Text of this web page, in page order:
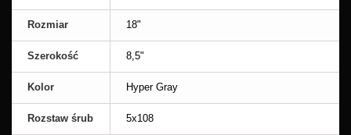
Rozmiar 18"
Szerokość 8,5"
Kolor Hyper Gray
Rozstaw śrub 5x108